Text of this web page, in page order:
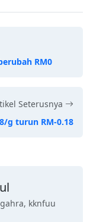
RM0
Seterusnya
g turun RM-0.18
kknfuu